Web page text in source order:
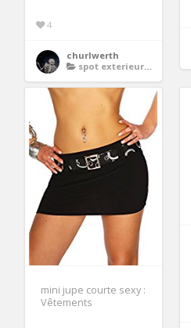
4
churlwerth
spot exterieur a piquer
mini jupe courte sexy :
Vêtements